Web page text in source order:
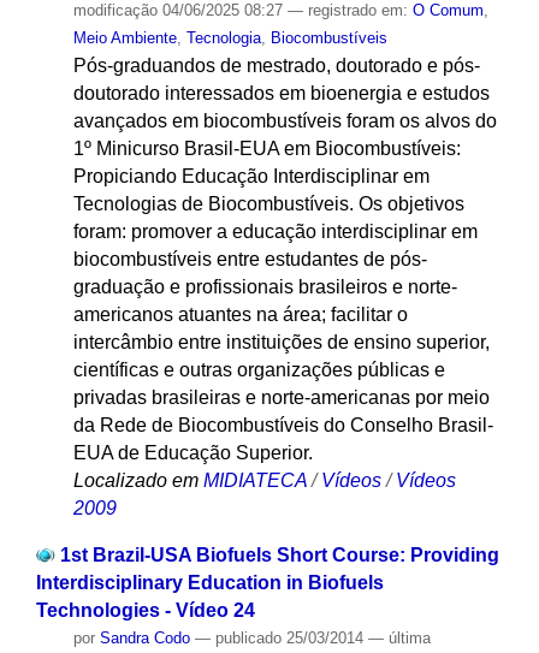
modificação04/06/2025 08:27 — registrado em: O Comum,
Meio Ambiente, Tecnologia, Biocombustíveis
Pós-graduandos de mestrado, doutorado e pós-
doutorado interessados em bioenergia e estudos
avançados em biocombustíveis foram os alvos do
1º Minicurso Brasil-EUA em Biocombustíveis:
Propiciando Educação Interdisciplinar em
Tecnologias de Biocombustíveis. Os objetivos
foram: promover a educação interdisciplinar em
biocombustíveis entre estudantes de pós-
graduação e profissionais brasileiros e norte-
americanos atuantes na área; facilitar o
intercâmbio entre instituições de ensino superior,
científicas e outras organizações públicas e
privadas brasileiras e norte-americanas por meio
da Rede de Biocombustíveis do Conselho Brasil-
EUA de Educação Superior.
Localizado em MIDIATECA /Vídeos /Vídeos
2009
1st Brazil-USA Biofuels Short Course: Providing
Interdisciplinary Education in Biofuels
Technologies - Vídeo 24
por Sandra Codo — publicado25/03/2014 — última